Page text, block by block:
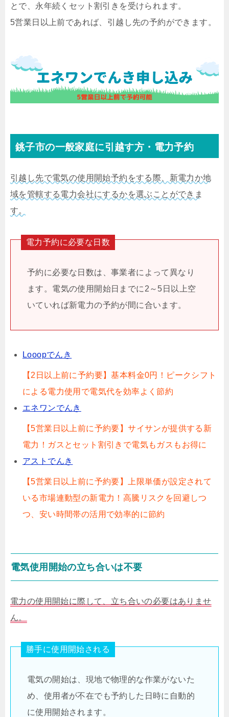
とで、永年続くセット割引きを受けられます。
5営業日以上前であれば、引越し先の予約ができます。
銚子市の一般家庭に引越す方・電力予約
引越し先で電気の使用開始予約をする際、新電力か地
域を管轄する電力会社にするかを選ぶことができま
す。
電力予約に必要な日数
予約に必要な日数は、事業者によって異なり
ます。電気の使用開始日までに2～5日以上空
いていれば新電力の予約が間に合います。
Looopでんき
【2日以上前に予約要】基本料金0円！ピークシフト
による電力使用で電気代を効率よく節約
エネワンでんき
【5営業日以上前に予約要】サイサンが提供する新
電力！ガスとセット割引きで電気もガスもお得に
アストでんき
【5営業日以上前に予約要】上限単価が設定されて
いる市場連動型の新電力！高騰リスクを回避しつ
つ、安い時間帯の活用で効率的に節約
電気使用開始の立ち合いは不要
電力の使用開始に際して、立ち合いの必要はありませ
ん。
勝手に使用開始される
電気の開始は、現地で物理的な作業がないた
め、使用者が不在でも予約した日時に自動的
に使用開始されます。